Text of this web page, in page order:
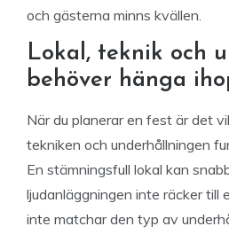
och gästerna minns kvällen.
Lokal, teknik och
behöver hänga
När du planerar en fest är det
tekniken och underhållningen
En stämningsfull lokal kan
ljudanläggningen inte räcker till
inte matchar den typ av